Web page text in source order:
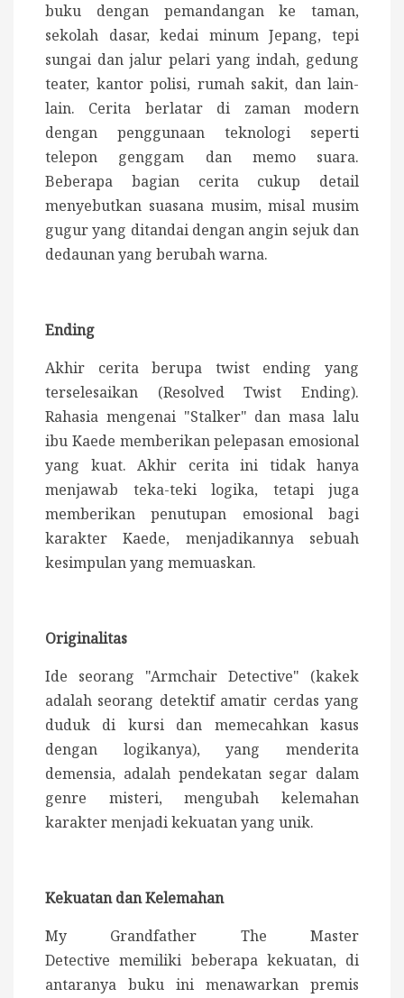
buku dengan pemandangan ke taman,
sekolah dasar, kedai minum Jepang, tepi
sungai dan jalur pelari yang indah, gedung
teater, kantor polisi, rumah sakit, dan lain-
lain. Cerita berlatar di zaman modern
dengan penggunaan teknologi seperti
telepon genggam dan memo suara.
Beberapa bagian cerita cukup detail
menyebutkan suasana musim, misal musim
gugur yang ditandai dengan angin sejuk dan
dedaunan yang berubah warna.
Ending
Akhir cerita berupa twist ending yang
terselesaikan (Resolved Twist Ending).
Rahasia mengenai "Stalker" dan masa lalu
ibu Kaede memberikan pelepasan emosional
yang kuat. Akhir cerita ini tidak hanya
menjawab teka-teki logika, tetapi juga
memberikan penutupan emosional bagi
karakter Kaede, menjadikannya sebuah
kesimpulan yang memuaskan.
Originalitas
Ide seorang "Armchair Detective" (kakek
adalah seorang detektif amatir cerdas yang
duduk di kursi dan memecahkan kasus
dengan logikanya), yang menderita
demensia, adalah pendekatan segar dalam
genre misteri, mengubah kelemahan
karakter menjadi kekuatan yang unik.
Kekuatan dan Kelemahan
My Grandfather The Master
Detective memiliki beberapa kekuatan, di
antaranya buku ini menawarkan premis